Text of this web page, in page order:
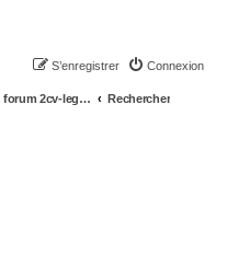
Connexion
S’enregistrer
Accueil forum 2cv-legende.com Rechercher